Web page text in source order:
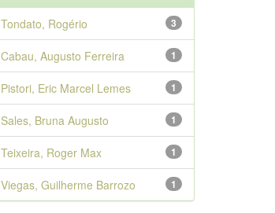
3
Tondato, Rogério
1
Cabau, Augusto Ferreira
1
Pistori, Eric Marcel Lemes
1
Sales, Bruna Augusto
1
Teixeira, Roger Max
1
Viegas, Guilherme Barrozo